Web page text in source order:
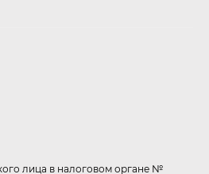
лица в налоговом органе №